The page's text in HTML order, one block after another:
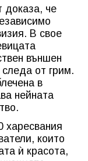
доказа, че
В свое
външен
от грим.
в
нейната
харесвания
които
ѝ красота,